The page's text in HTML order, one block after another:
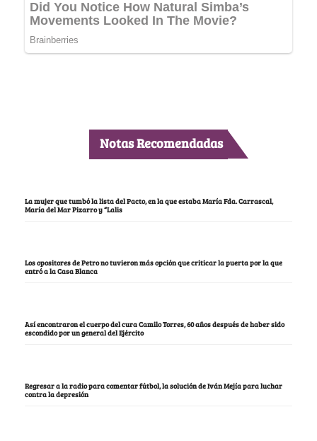
Notas Recomendadas
La mujer que tumbó la lista del Pacto, en la que estaba María Fda. Carrascal,
María del Mar Pizarro y “Lalis
Los opositores de Petro no tuvieron más opción que criticar la puerta por la que
entró a la Casa Blanca
Así encontraron el cuerpo del cura Camilo Torres, 60 años después de haber sido
escondido por un general del Ejército
Regresar a la radio para comentar fútbol, la solución de Iván Mejía para luchar
contra la depresión